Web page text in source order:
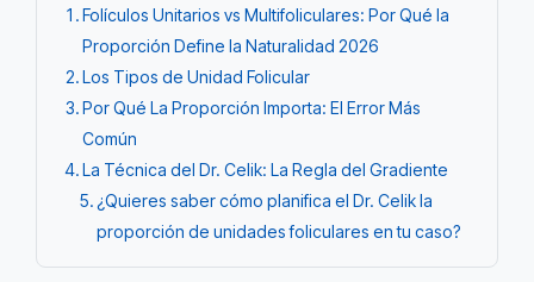
Folículos Unitarios vs Multifoliculares: Por Qué la
Proporción Define la Naturalidad 2026
Los Tipos de Unidad Folicular
Por Qué La Proporción Importa: El Error Más
Común
La Técnica del Dr. Celik: La Regla del Gradiente
¿Quieres saber cómo planifica el Dr. Celik la
proporción de unidades foliculares en tu caso?